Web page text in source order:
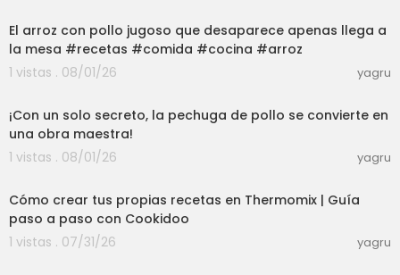
El arroz con pollo jugoso que desaparece apenas llega a
la mesa #recetas #comida #cocina #arroz
1 vistas . 08/01/26
yagru
¡Con un solo secreto, la pechuga de pollo se convierte en
una obra maestra!
1 vistas . 08/01/26
yagru
Cómo crear tus propias recetas en Thermomix | Guía
paso a paso con Cookidoo
1 vistas . 07/31/26
yagru